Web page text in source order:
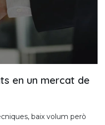
en un mercat de
baix volum però